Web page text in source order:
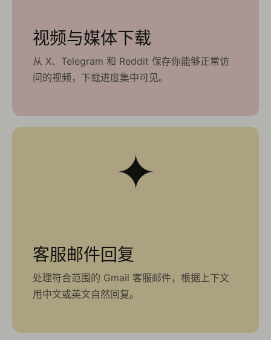
视频与媒体下载
从 X、Telegram 和 Reddit 保存你能够正常访
问的视频，下载进度集中可见。
✦
客服邮件回复
处理符合范围的 Gmail 客服邮件，根据上下文
用中文或英文自然回复。